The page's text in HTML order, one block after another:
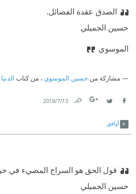
الصدق عقدة الفضائل.
حسين الجميلي
الموسوي
مشاركة من حسين الموسوي ، من كتاب
13‏/7‏/2018
أوافق
قول الحق هو السراج المضيء في
حسين الجميلي